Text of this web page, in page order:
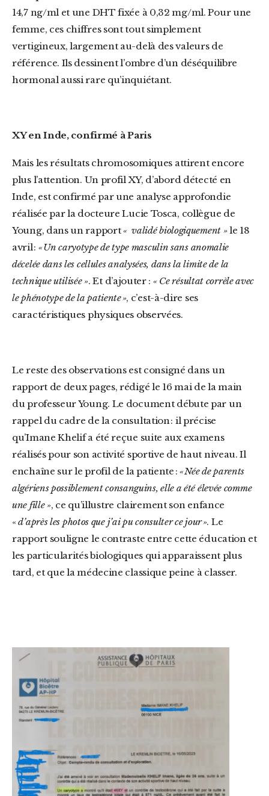
14,7 ng/ml et une DHT fixée à 0,32 mg/ml. Pour une
femme, ces chiffres sont tout simplement
vertigineux, largement au-delà des valeurs de
référence. Ils dessinent l’ombre d’un déséquilibre
hormonal aussi rare qu’inquiétant.
XY en Inde, confirmé à Paris
Mais les résultats chromosomiques attirent encore
plus l’attention. Un profil XY, d’abord détecté en
Inde, est confirmé par une analyse approfondie
réalisée par la docteure Lucie Tosca, collègue de
Young, dans un rapport« validé biologiquement » le 18
avril : « Un caryotype de type masculin sans anomalie
décelée dans les cellules analysées, dans la limite de la
technique utilisée ». Et d’ajouter : « Ce résultat corrèle avec
le phénotype de la patiente », c’est-à-dire ses
caractéristiques physiques observées.
Le reste des observations est consigné dans un
rapport de deux pages, rédigé le 16 mai de la main
du professeur Young. Le document débute par un
rappel du cadre de la consultation : il précise
qu’Imane Khelif a été reçue suite aux examens
réalisés pour son activité sportive de haut niveau. Il
enchaîne sur le profil de la patiente : « Née de parents
algériens possiblement consanguins, elle a été élevée comme
une fille », ce qu’illustre clairement son enfance
«d’après les photos que j’ai pu consulter ce jour ». Le
rapport souligne le contraste entre cette éducation et
les particularités biologiques qui apparaissent plus
tard, et que la médecine classique peine à classer.